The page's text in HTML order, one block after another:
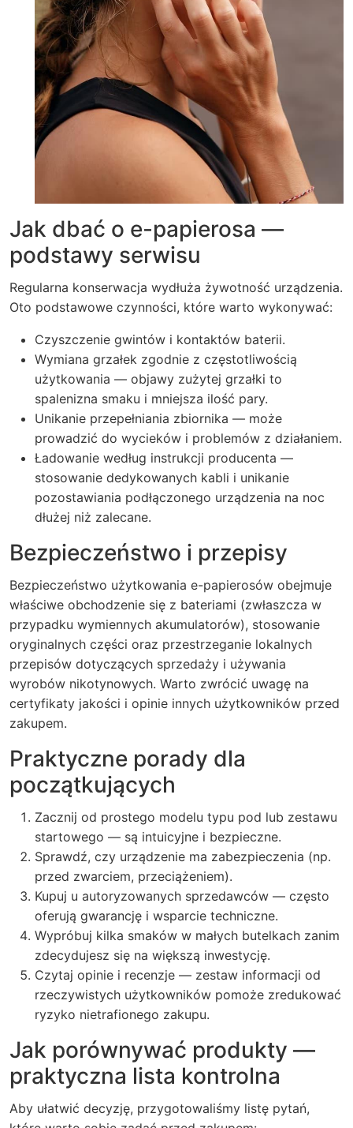
Jak dbać o e-papierosa —
podstawy serwisu
Regularna konserwacja wydłuża żywotność urządzenia.
Oto podstawowe czynności, które warto wykonywać:
Czyszczenie gwintów i kontaktów baterii.
Wymiana grzałek zgodnie z częstotliwością
użytkowania — objawy zużytej grzałki to
spalenizna smaku i mniejsza ilość pary.
Unikanie przepełniania zbiornika — może
prowadzić do wycieków i problemów z działaniem.
Ładowanie według instrukcji producenta —
stosowanie dedykowanych kabli i unikanie
pozostawiania podłączonego urządzenia na noc
dłużej niż zalecane.
Bezpieczeństwo i przepisy
Bezpieczeństwo użytkowania e-papierosów obejmuje
właściwe obchodzenie się z bateriami (zwłaszcza w
przypadku wymiennych akumulatorów), stosowanie
oryginalnych części oraz przestrzeganie lokalnych
przepisów dotyczących sprzedaży i używania
wyrobów nikotynowych. Warto zwrócić uwagę na
certyfikaty jakości i opinie innych użytkowników przed
zakupem.
Praktyczne porady dla
początkujących
Zacznij od prostego modelu typu pod lub zestawu
startowego — są intuicyjne i bezpieczne.
Sprawdź, czy urządzenie ma zabezpieczenia (np.
przed zwarciem, przeciążeniem).
Kupuj u autoryzowanych sprzedawców — często
oferują gwarancję i wsparcie techniczne.
Wypróbuj kilka smaków w małych butelkach zanim
zdecydujesz się na większą inwestycję.
Czytaj opinie i recenzje — zestaw informacji od
rzeczywistych użytkowników pomoże zredukować
ryzyko nietrafionego zakupu.
Jak porównywać produkty —
praktyczna lista kontrolna
Aby ułatwić decyzję, przygotowaliśmy listę pytań,